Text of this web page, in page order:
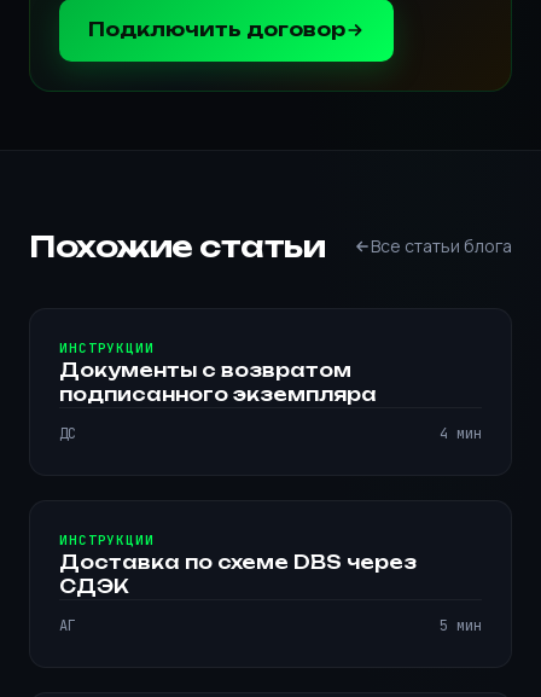
Подключить договор
Похожие статьи Все статьи блога
ИНСТРУКЦИИ
Документы с возвратом
подписанного экземпляра
ДС 4 мин
ИНСТРУКЦИИ
Доставка по схеме DBS через
СДЭК
АГ 5 мин